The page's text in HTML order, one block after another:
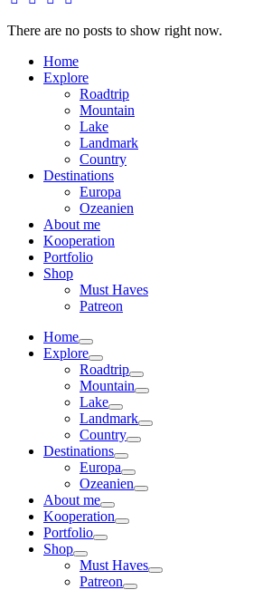
There are no posts to show right now.
Home
Explore
Roadtrip
Mountain
Lake
Landmark
Country
Destinations
Europa
Ozeanien
About me
Kooperation
Portfolio
Shop
Must Haves
Patreon
Home
Explore
Roadtrip
Mountain
Lake
Landmark
Country
Destinations
Europa
Ozeanien
About me
Kooperation
Portfolio
Shop
Must Haves
Patreon